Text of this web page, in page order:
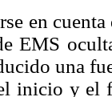
en
EMS
una
inicio y el